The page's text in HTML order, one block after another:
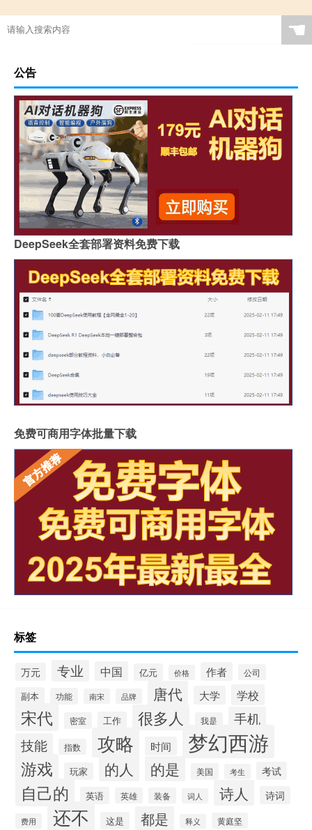
☚
公告
DeepSeek全套部署资料免费下载
免费可商用字体批量下载
标签
万元 专业 中国 亿元 价格 作者 公司
副本 功能 南宋 品牌 唐代 大学 学校
宋代 密室 工作 很多人 我是
手机
技能
指数 攻略 时间 梦幻西游
游戏 玩家 的人 的是 美国 考生 考试
自己的 英语 英雄 装备 词人 诗人 诗词
费用 还不 这是 都是 释义 黄庭坚